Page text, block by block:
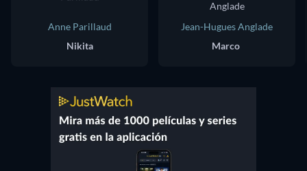
Anne Parillaud
Nikita
Jean-Hugues Anglade
Marco